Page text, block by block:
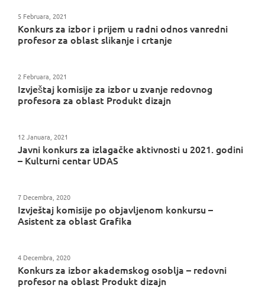
Konkurs za izbor i prijem u radni odnos vanredni
profesor za oblast slikanje i crtanje
5 Februara, 2021
Izvještaj komisije za izbor u zvanje redovnog
profesora za oblast Produkt dizajn
2 Februara, 2021
Javni konkurs za izlagačke aktivnosti u 2021. godini
– Kulturni centar UDAS
12 Januara, 2021
Izvještaj komisije po objavljenom konkursu –
Asistent za oblast Grafika
7 Decembra, 2020
Konkurs za izbor akademskog osoblja – redovni
profesor na oblast Produkt dizajn
4 Decembra, 2020